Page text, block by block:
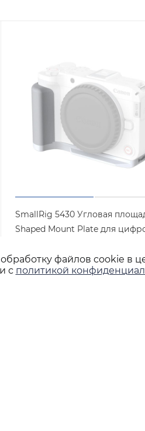
файлов cookie в
с политикой
SmallRig 5430 Угловая
Shaped Mount Plate для
Достаточно Арт.: 5430